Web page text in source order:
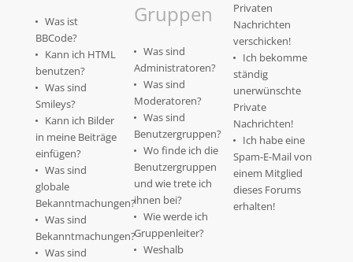
Was ist
BBCode?
Kann ich HTML
benutzen?
Was sind
Smileys?
Kann ich Bilder
in meine Beiträge
einfügen?
Was sind
globale
Bekanntmachungen?
Was sind
Bekanntmachungen?
Was sind
Gruppen
Was sind
Administratoren?
Was sind
Moderatoren?
Was sind
Benutzergruppen?
Wo finde ich die
Benutzergruppen
und wie trete ich
ihnen bei?
Wie werde ich
Gruppenleiter?
Weshalb
Privaten
Nachrichten
verschicken!
Ich bekomme
ständig
unerwünschte
Private
Nachrichten!
Ich habe eine
Spam-E-Mail von
einem Mitglied
dieses Forums
erhalten!